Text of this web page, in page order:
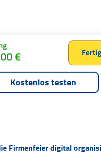
Kostenlos testen
Firmenfeier digital